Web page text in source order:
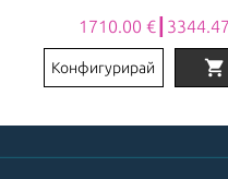
1710.00
Конфигурирай shopping_cart